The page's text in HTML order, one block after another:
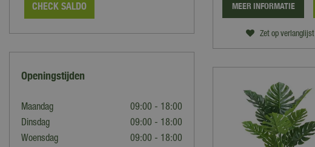
Zet op verlanglijst
MEER INFORMATIE
CHECK SALDO
Openingstijden
Maandag
09:00 - 18:00
Dinsdag
09:00 - 18:00
Woensdag
09:00 - 18:00